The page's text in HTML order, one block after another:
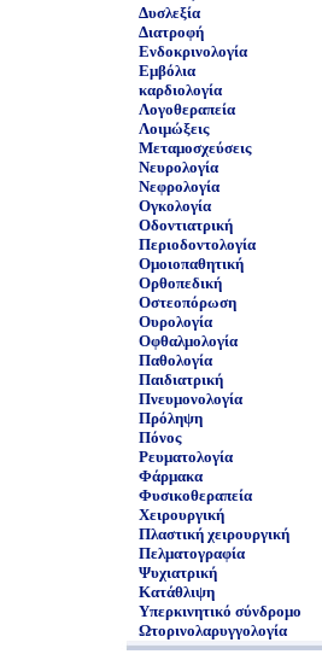
Δυσλεξία
Διατροφή
Ενδοκρινολογία
Εμβόλια
καρδιολογία
Λογοθεραπεία
Λοιμώξεις
Μεταμοσχεύσεις
Νευρολογία
Νεφρολογία
Ογκολογία
Οδοντιατρική
Περιοδοντολογία
Ομοιοπαθητική
Ορθοπεδική
Οστεοπόρωση
Ουρολογία
Οφθαλμολογία
Παθολογία
Παιδιατρική
Πνευμονολογία
Πρόληψη
Πόνος
Ρευματολογία
Φάρμακα
Φυσικοθεραπεία
Χειρουργική
Πλαστική χειρουργική
Πελματογραφία
Ψυχιατρική
Κατάθλιψη
Υπερκινητικό σύνδρομο
Ωτορινολαρυγγολογία